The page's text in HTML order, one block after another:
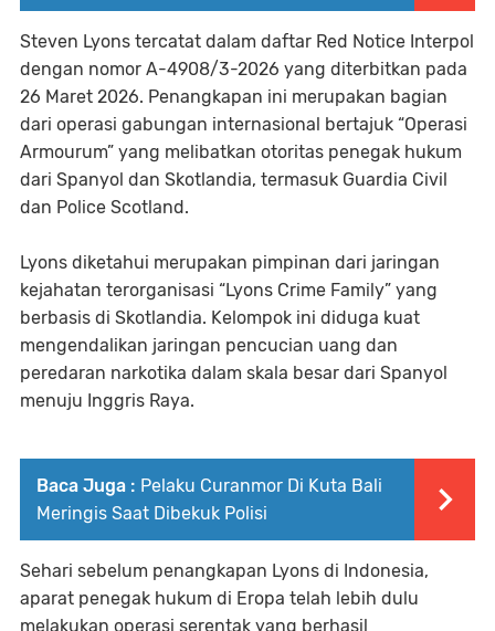
Steven Lyons tercatat dalam daftar Red Notice Interpol
dengan nomor A-4908/3-2026 yang diterbitkan pada
26 Maret 2026. Penangkapan ini merupakan bagian
dari operasi gabungan internasional bertajuk “Operasi
Armourum” yang melibatkan otoritas penegak hukum
dari Spanyol dan Skotlandia, termasuk Guardia Civil
dan Police Scotland.
Lyons diketahui merupakan pimpinan dari jaringan
kejahatan terorganisasi “Lyons Crime Family” yang
berbasis di Skotlandia. Kelompok ini diduga kuat
mengendalikan jaringan pencucian uang dan
peredaran narkotika dalam skala besar dari Spanyol
menuju Inggris Raya.
Baca Juga : Pelaku Curanmor Di Kuta Bali
Meringis Saat Dibekuk Polisi
Sehari sebelum penangkapan Lyons di Indonesia,
aparat penegak hukum di Eropa telah lebih dulu
melakukan operasi serentak yang berhasil